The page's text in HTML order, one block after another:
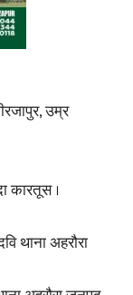
उम्र
कारतूस ।
थाना अहरौरा